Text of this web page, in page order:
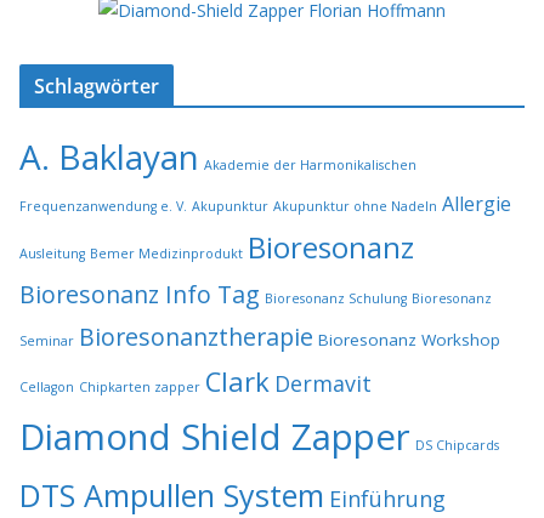
Schlagwörter
A. Baklayan Akademie der Harmonikalischen
Frequenzanwendung e. V. Akupunktur Akupunktur ohne Nadeln Allergie
Ausleitung Bemer Medizinprodukt Bioresonanz
Bioresonanz Info Tag Bioresonanz Schulung Bioresonanz
Seminar Bioresonanztherapie Bioresonanz Workshop
Cellagon Chipkarten zapper Clark Dermavit
Diamond Shield Zapper DS Chipcards
DTS Ampullen System Einführung